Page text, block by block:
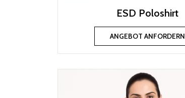
ESD Poloshirt
ANGEBOT ANFORDERN